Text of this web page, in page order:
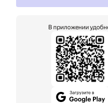
В приложении